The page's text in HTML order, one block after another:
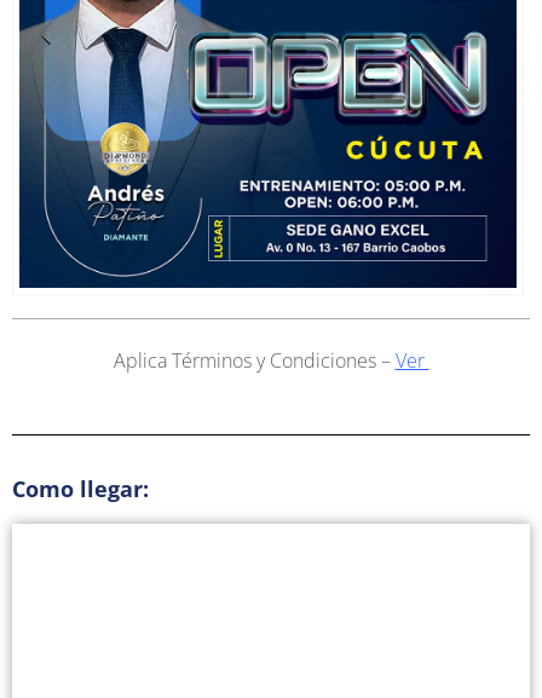
Aplica Términos y Condiciones –Ver
Como llegar: